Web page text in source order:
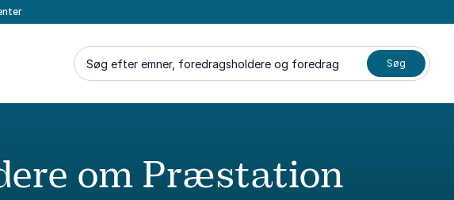
Søg efter emner, foredragsholdere og foredrag Søg
om Præstation